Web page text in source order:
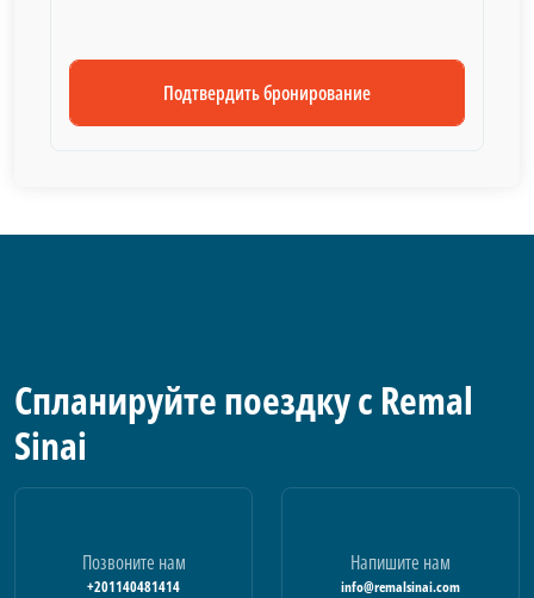
Подтвердить бронирование
Спланируйте поездку с Remal
Sinai
Позвоните нам
+201140481414
Напишите нам
info@remalsinai.com